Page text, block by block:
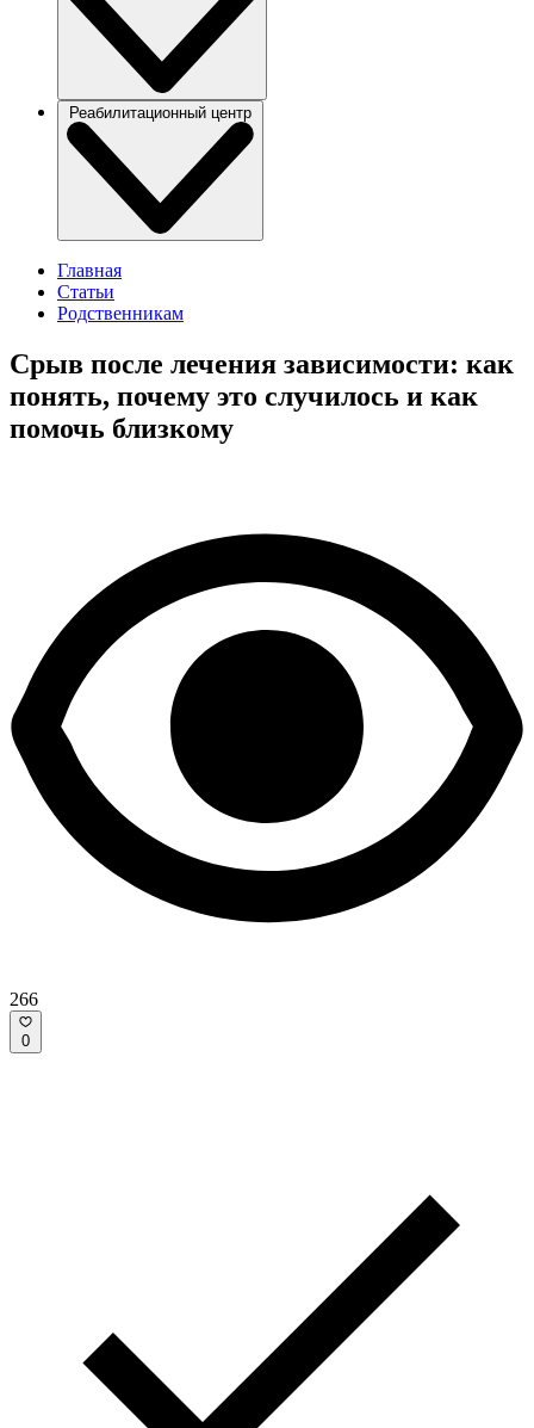
Реабилитационный центр
Главная
Статьи
Родственникам
Срыв после лечения зависимости: как
понять, почему это случилось и как
помочь близкому
266
0